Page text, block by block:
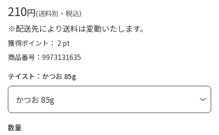
210円(送料別・税込)
※配送先により送料は変動いたします。
獲得ポイント： 2 pt
商品番号
9973131635
テイスト：かつお 85g
数量